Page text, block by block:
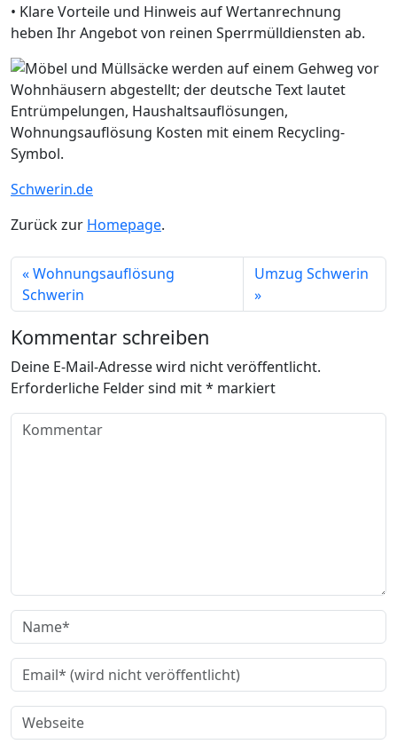
• Klare Vorteile und Hinweis auf Wertanrechnung
heben Ihr Angebot von reinen Sperrmülldiensten ab.
Schwerin.de
Zurück zur Homepage.
Wohnungsauflösung
Schwerin
Umzug Schwerin
Kommentar schreiben
Deine E-Mail-Adresse wird nicht veröffentlicht.
Erforderliche Felder sind mit* markiert